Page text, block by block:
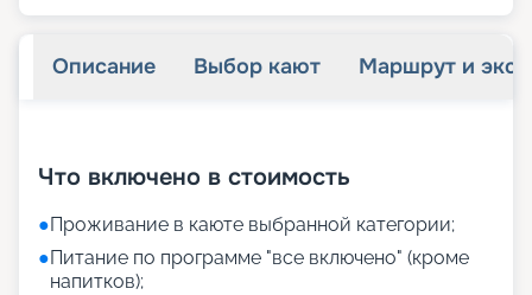
Описание Выбор кают Маршрут и
Что включено в стоимость
●Проживание в каюте выбранной категории;
●Питание по программе "все включено" (кроме
напитков);